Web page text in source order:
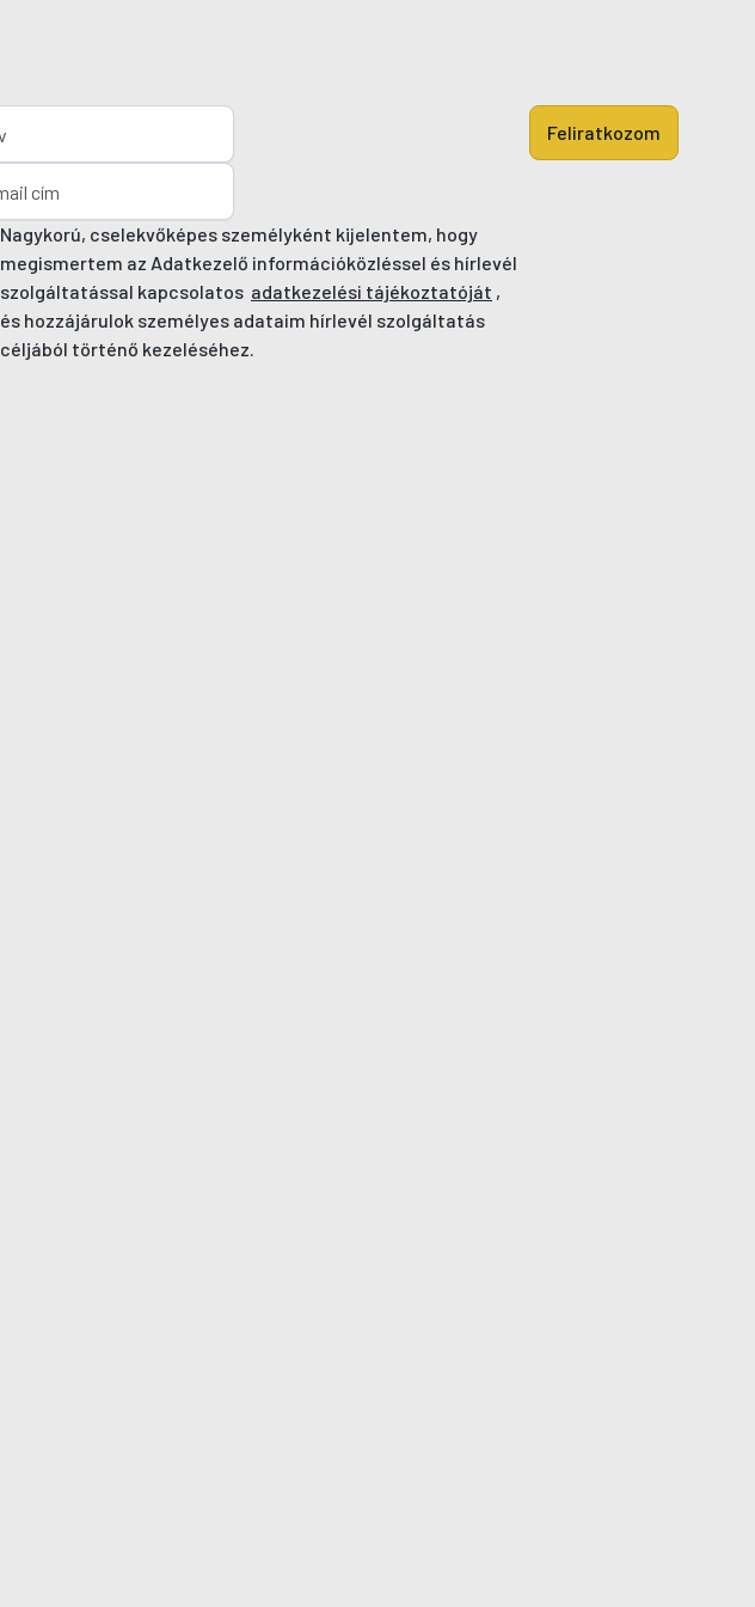
Nagykorú, cselekvőképes személyként kijelentem, hogy
megismertem az Adatkezelő információközléssel és hírlevél
szolgáltatással kapcsolatos adatkezelési tájékoztatóját ,
és hozzájárulok személyes adataim hírlevél szolgáltatás
céljából történő kezeléséhez.
Feliratkozom